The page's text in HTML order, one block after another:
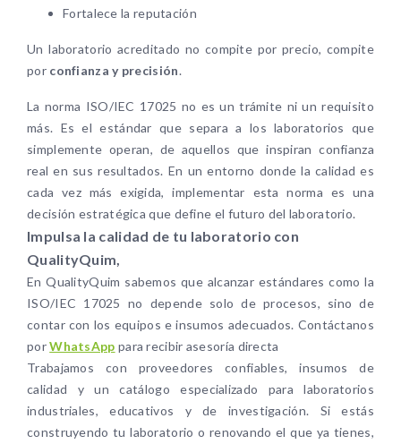
Fortalece la reputación
Un laboratorio acreditado no compite por precio, compite
por confianza y precisión.
La norma ISO/IEC 17025 no es un trámite ni un requisito
más. Es el estándar que separa a los laboratorios que
simplemente operan, de aquellos que inspiran confianza
real en sus resultados. En un entorno donde la calidad es
cada vez más exigida, implementar esta norma es una
decisión estratégica que define el futuro del laboratorio.
Impulsa la calidad de tu laboratorio con
QualityQuim,
En QualityQuim sabemos que alcanzar estándares como la
ISO/IEC 17025 no depende solo de procesos, sino de
contar con los equipos e insumos adecuados. Contáctanos
porWhatsApp para recibir asesoría directa
Trabajamos con proveedores confiables, insumos de
calidad y un catálogo especializado para laboratorios
industriales, educativos y de investigación. Si estás
construyendo tu laboratorio o renovando el que ya tienes,